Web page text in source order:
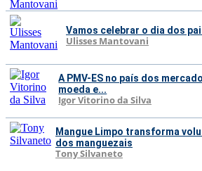
Vamos celebrar o dia dos
Ulisses Mantovani
A PMV-ES no país dos
moeda e...
Igor Vitorino da Silva
Mangue Limpo transforma
dos manguezais
Tony Silvaneto